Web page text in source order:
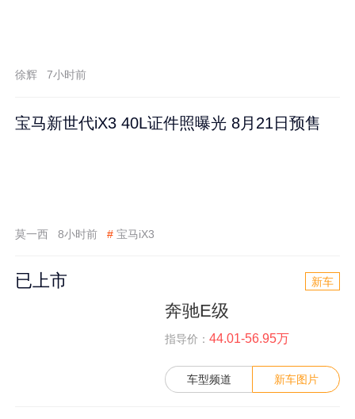
徐辉 7小时前
宝马新世代iX3 40L证件照曝光 8月21日预售
莫一西 8小时前 # 宝马iX3
已上市 新车
奔驰E级
指导价： 44.01-56.95万
车型频道 新车图片